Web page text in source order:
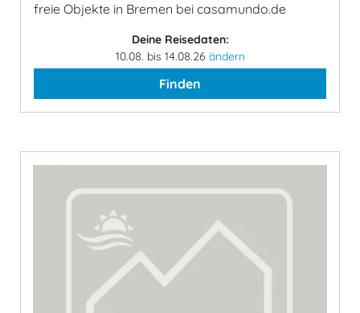
freie Objekte in Bremen bei casamundo.de
Deine Reisedaten:
10.08. bis 14.08.26 ändern
Finden